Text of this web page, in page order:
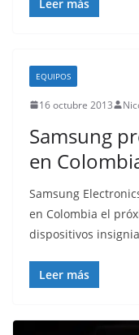
Leer más
EQUIPOS
16 octubre 2013
Samsung
en
Samsung
en Colombia el
dispositivos
Leer más